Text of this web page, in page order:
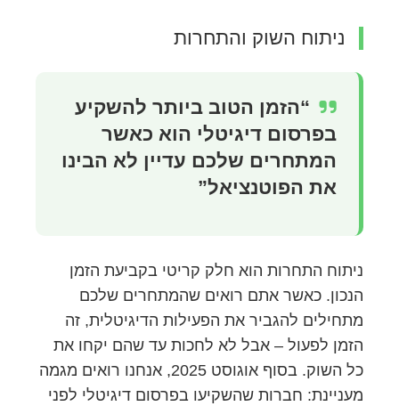
ניתוח השוק והתחרות
“הזמן הטוב ביותר להשקיע
בפרסום דיגיטלי הוא כאשר
המתחרים שלכם עדיין לא הבינו
את הפוטנציאל”
ניתוח התחרות הוא חלק קריטי בקביעת הזמן
הנכון. כאשר אתם רואים שהמתחרים שלכם
מתחילים להגביר את הפעילות הדיגיטלית, זה
הזמן לפעול – אבל לא לחכות עד שהם יקחו את
כל השוק. בסוף אוגוסט 2025, אנחנו רואים מגמה
מעניינת: חברות שהשקיעו בפרסום דיגיטלי לפני